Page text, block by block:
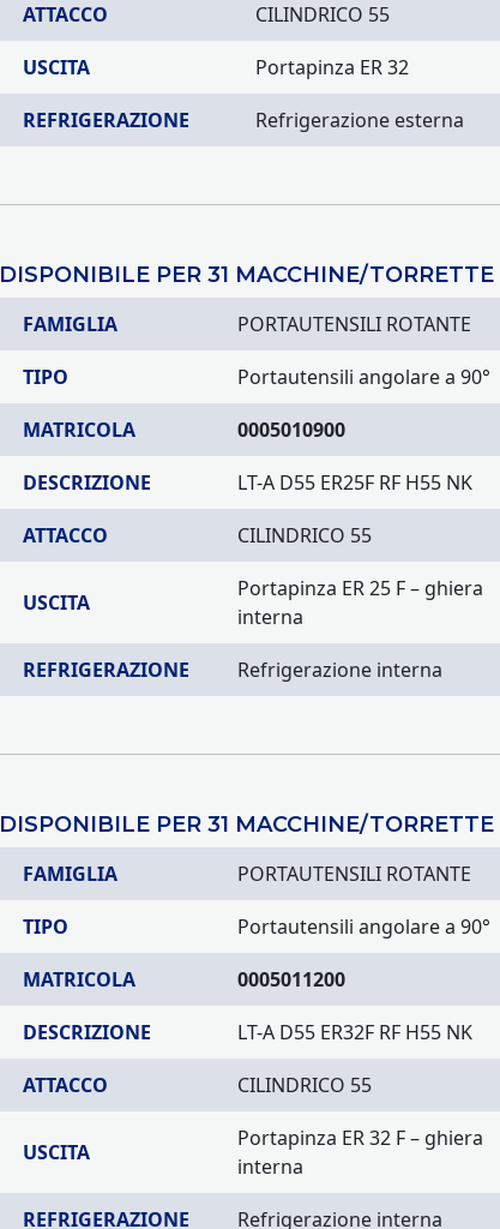
ATTACCO
CILINDRICO 55
USCITA
Portapinza ER 32
REFRIGERAZIONE
Refrigerazione esterna
DISPONIBILE PER 31 MACCHINE/TORRETTE
FAMIGLIA
PORTAUTENSILI ROTANTE
TIPO
Portautensili angolare a 90°
MATRICOLA
0005010900
DESCRIZIONE
LT-A D55 ER25F RF H55 NK
ATTACCO
CILINDRICO 55
USCITA
Portapinza ER 25 F – ghiera
interna
REFRIGERAZIONE
Refrigerazione interna
DISPONIBILE PER 31 MACCHINE/TORRETTE
FAMIGLIA
PORTAUTENSILI ROTANTE
TIPO
Portautensili angolare a 90°
MATRICOLA
0005011200
DESCRIZIONE
LT-A D55 ER32F RF H55 NK
ATTACCO
CILINDRICO 55
USCITA
Portapinza ER 32 F – ghiera
interna
REFRIGERAZIONE
Refrigerazione interna